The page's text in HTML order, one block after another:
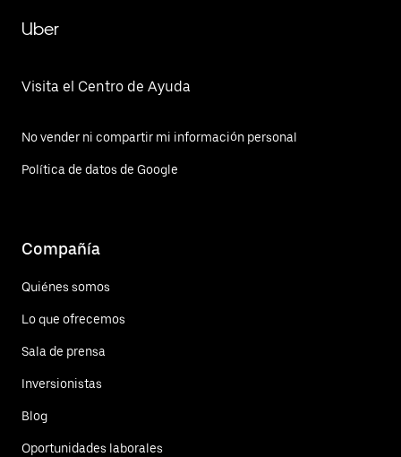
Uber
Visita el Centro de Ayuda
No vender ni compartir mi información personal
Política de datos de Google
Compañía
Quiénes somos
Lo que ofrecemos
Sala de prensa
Inversionistas
Blog
Oportunidades laborales